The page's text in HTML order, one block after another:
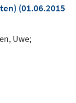
(01.06.2015
Uwe;